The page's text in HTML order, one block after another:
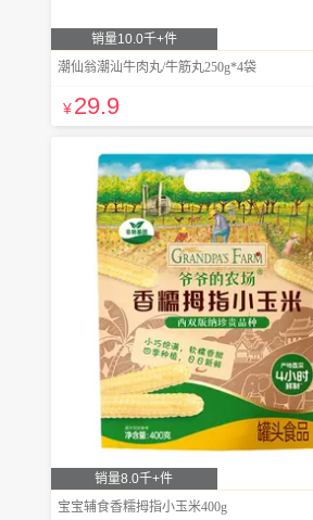
销量10.0千+件
潮仙翁潮汕牛肉丸/牛筋丸250g*4袋
¥29.9
销量8.0千+件
宝宝辅食香糯拇指小玉米400g